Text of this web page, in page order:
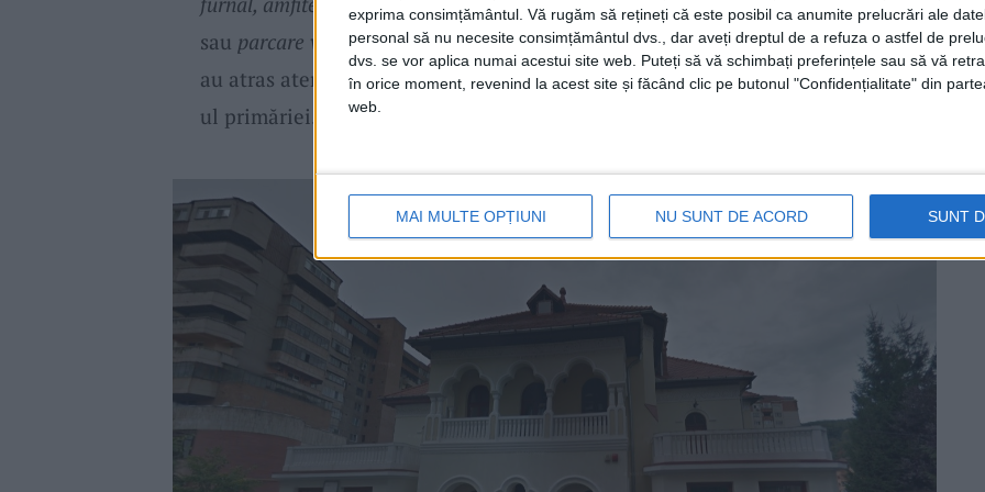
exprima consimțământul. Vă rugăm să rețineți că este posibil ca anumite prelucrări ale
personal să nu necesite consimțământul dvs., dar aveți dreptul de a refuza o astfel de
dvs. se vor aplica numai acestui site web. Puteți să vă schimbați preferințele sau să vă
în orice moment, revenind la acest site și făcând clic pe butonul "Confidențialitate" din
web.
MAI MULTE OPȚIUNI NU SUNT DE ACORD SUNT
sau parcare verde pe str. Văliugului. Sunt doar câteva din proiectele care ne-
au atras atenția la o lectură fugitivă a listei complete, disponibilă pe site-
ul primăriei.